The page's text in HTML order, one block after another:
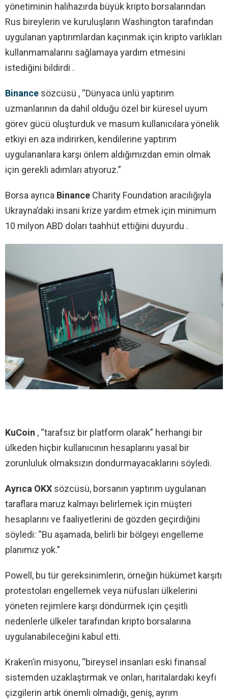
yönetiminin halihazırda büyük kripto borsalarından
Rus bireylerin ve kuruluşların Washington tarafından
uygulanan yaptırımlardan kaçınmak için kripto varlıkları
kullanmamalarını sağlamaya yardım etmesini
istediğini bildirdi .
Binance sözcüsü , “Dünyaca ünlü yaptırım
uzmanlarının da dahil olduğu özel bir küresel uyum
görev gücü oluşturduk ve masum kullanıcılara yönelik
etkiyi en aza indirirken, kendilerine yaptırım
uygulananlara karşı önlem aldığımızdan emin olmak
için gerekli adımları atıyoruz.”
Borsa ayrıca Binance Charity Foundation aracılığıyla
Ukrayna’daki insani krize yardım etmek için minimum
10 milyon ABD doları taahhüt ettiğini duyurdu .
KuCoin , “tarafsız bir platform olarak” herhangi bir
ülkeden hiçbir kullanıcının hesaplarını yasal bir
zorunluluk olmaksızın dondurmayacaklarını söyledi.
Ayrıca OKX sözcüsü, borsanın yaptırım uygulanan
taraflara maruz kalmayı belirlemek için müşteri
hesaplarını ve faaliyetlerini de gözden geçirdiğini
söyledi: “Bu aşamada, belirli bir bölgeyi engelleme
planımız yok.”
Powell, bu tür gereksinimlerin, örneğin hükümet karşıtı
protestoları engellemek veya nüfusları ülkelerini
yöneten rejimlere karşı döndürmek için çeşitli
nedenlerle ülkeler tarafından kripto borsalarına
uygulanabileceğini kabul etti.
Kraken’in misyonu, “bireysel insanları eski finansal
sistemden uzaklaştırmak ve onları, haritalardaki keyfi
çizgilerin artık önemli olmadığı, geniş, ayrım